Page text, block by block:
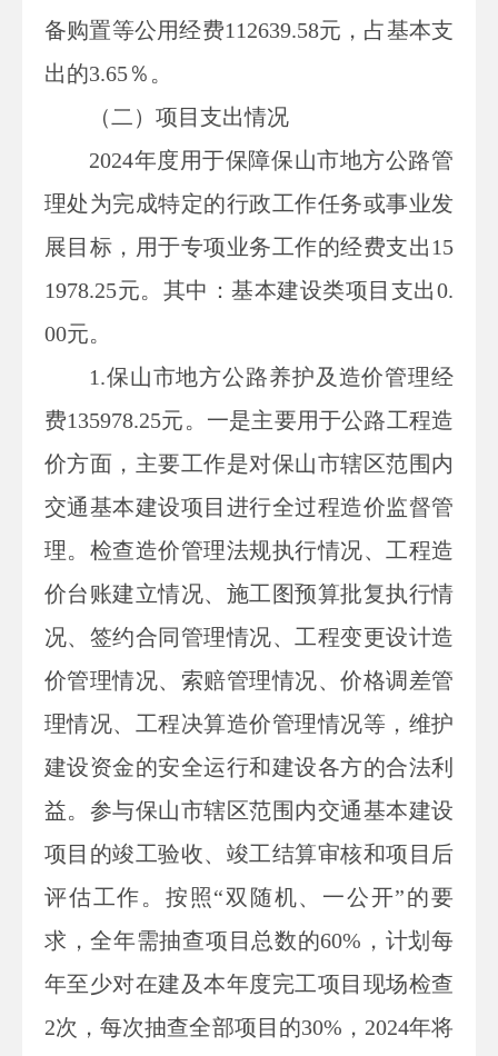
备购置等公用经费112639.58元， 占基本支
出的3.65％。
（二）项目支出情况
2024年度用于保障保山市地方公路管
理处为完成特定的行政工作任务或事业发
展目标，用于专项业务工作的经费支出 15
1978.25元。 其中：基本建设类项目支出0.
00元。
1.保山市地方公路养护及造价管理经
费135978.25元。一是主要用于公路工程造
价方面，主要工作是对保山市辖区范围内
交通基本建设项目进行全过程造价监督管
理。检查造价管理法规执行情况、工程造
价台账建立情况、施工图预算批复执行情
况、签约合同管理情况、工程变更设计造
价管理情况、索赔管理情况、价格调差管
理情况、工程决算造价管理情况等，维护
建设资金的安全运行和建设各方的合法利
益。参与保山市辖区范围内交通基本建设
项目的竣工验收、竣工结算审核和项目后
评估工作。按照“双随机、一公开”的要
求，全年需抽查项目总数的60%，计划每
年至少对在建及本年度完工项目现场检查
2次，每次抽查全部项目的30%，2024年将